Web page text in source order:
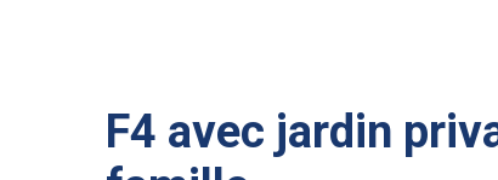
F4 avec jardin